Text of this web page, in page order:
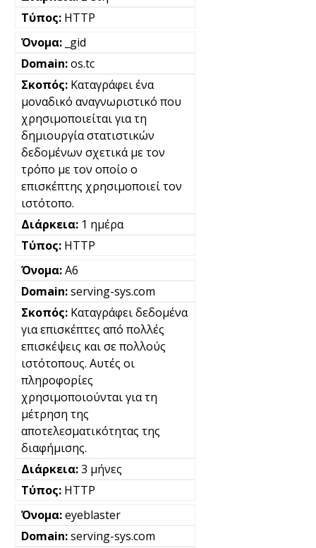
HTTP
_gid
os.tc
Καταγράφει ένα
μοναδικό αναγνωριστικό που
χρησιμοποιείται για τη
δημιουργία στατιστικών
δεδομένων σχετικά με τον
τρόπο με τον οποίο ο
επισκέπτης χρησιμοποιεί τον
ιστότοπο.
1 ημέρα
HTTP
A6
serving-sys.com
Καταγράφει δεδομένα
για επισκέπτες από πολλές
επισκέψεις και σε πολλούς
ιστότοπους. Αυτές οι
πληροφορίες
χρησιμοποιούνται για τη
μέτρηση της
αποτελεσματικότητας της
διαφήμισης.
3 μήνες
HTTP
eyeblaster
serving-sys.com